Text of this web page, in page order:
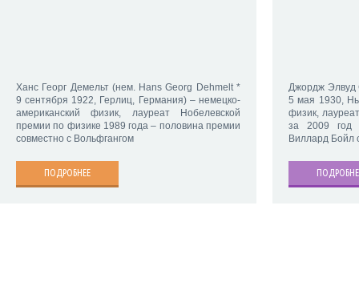
Ханс Георг Демельт (нем. Hans Georg Dehmelt *
9 сентября 1922, Герлиц, Германия) – немецко-
американский физик, лауреат Нобелевской
премии по физике 1989 года – половина премии
совместно с Вольфгангом
ПОДРОБНЕЕ
Джордж Элвуд
5 мая 1930,
физик,
за 2009 год
Виллард Бойл